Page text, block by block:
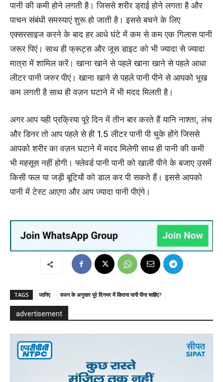
पानी की कमी होने लगती है। जिससे शरीर ड्राई होने लगता है और
पाचन संबंधी समस्‍याएं शुरू हो जाती है। इससे बचने के लिए
एक्सरसाइज करने के बाद हर आधे घंटे में कम से कम एक गिलास पानी
जरूर पिएं। साथ ही फ्रूट्स और जूस डाइट को भी ज्यादा से ज्यादा
मात्रा में शामिल करें। खाना खाने से पहले खाना खाने से पहले आधा
लीटर पानी जरुर पीएं। खाना खाने से पहले पानी पीने से आपको भूख
कम लगती है साथ ही वज़न घटाने में भी मदद मिलती है।
अगर आप यही प्रक्रिया पूरे दिन में तीन बार करते हैं यानि नाश्ता, लंच
और डिनर तो आप पहले से ही 1.5 लीटर पानी पी चुके होंगे जिससे
आपको शरीर का वज़न घटाने में मदद मिलेगी साथ ही पानी की कमी
भी महसूस नहीं होगी। फ्लेवर्ड पानी पानी को खाली पीने के बजाए उसमें
किसी फल या जड़ी बूटियों को डाल कर पी सकते हैं। इससे आपको
पानी में टेस्‍ट आएगा और आप ज्‍यादा पानी पीएंगे।
TAGS जानिए वजन के अनुसार पूरे दिनभर में कितना पानी पीना चाहिए?
advertisement